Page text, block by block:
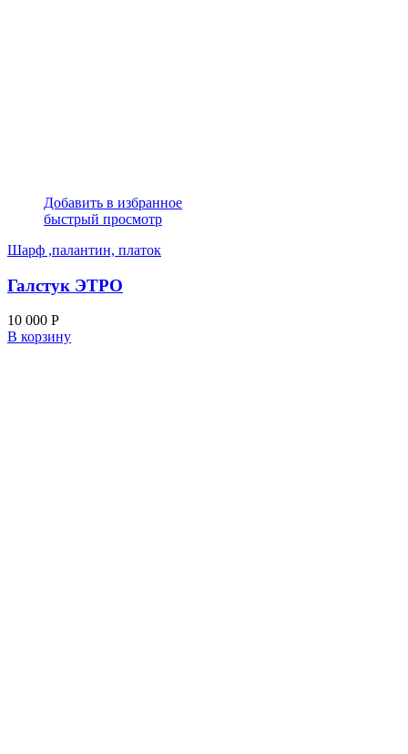
Добавить в избранное
быстрый просмотр
Шарф ,палантин, платок
Галстук ЭТРО
10 000 Р
В корзину